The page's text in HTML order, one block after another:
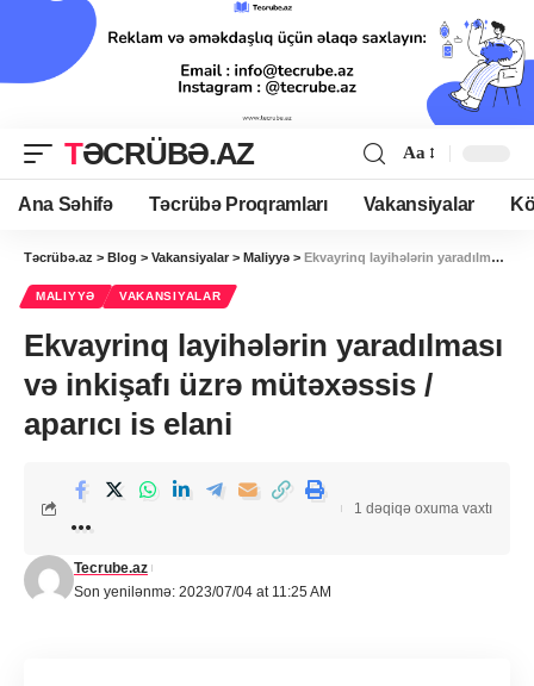
TƏCRÜBƏ.AZ Aa
Ana Səhifə Təcrübə Proqramları Vakansiyalar
Təcrübə.az > Blog > Vakansiyalar > Maliyyə > Ekvayrinq layihələrin yaradılması və inkişafı üzrə mütəxəssis / aparıcı is elani
MALIYYƏ VAKANSIYALAR
Ekvayrinq layihələrin yaradılması
və inkişafı üzrə mütəxəssis /
aparıcı is elani
Son yenilənmə: 2023/07/04 at 11:25 AM
Tecrube.az
1 dəqiqə oxuma vaxtı